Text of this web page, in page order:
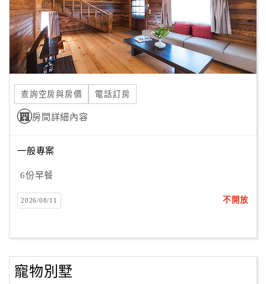
查詢空房與房價 電話訂房
房間詳細內容
一般專案
6份早餐
2026/08/11 不開放
寵物別墅